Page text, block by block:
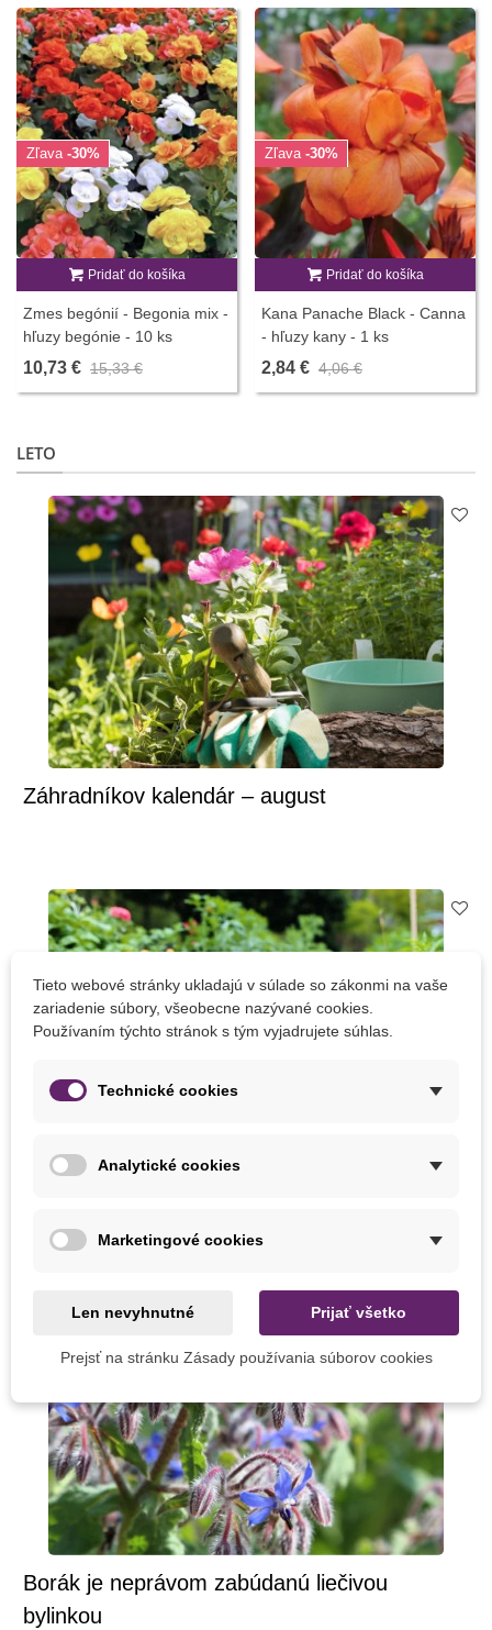
Zľava -30%
Pridať do košíka
Zmes begónií - Begonia mix -
hľuzy begónie - 10 ks
10,73 € 15,33 €
Zľava -30%
Pridať do košíka
Kana Panache Black - Canna
- hľuzy kany - 1 ks
2,84 € 4,06 €
LETO
Záhradníkov kalendár – august
Borák je neprávom zabúdanú liečivou
bylinkou
Tieto webové stránky ukladajú v súlade so zákonmi na vaše
zariadenie súbory, všeobecne nazývané cookies.
Používaním týchto stránok s tým vyjadrujete súhlas.
Technické cookies
Analytické cookies
Marketingové cookies
Len nevyhnutné Prijať všetko
Prejsť na stránku Zásady používania súborov cookies